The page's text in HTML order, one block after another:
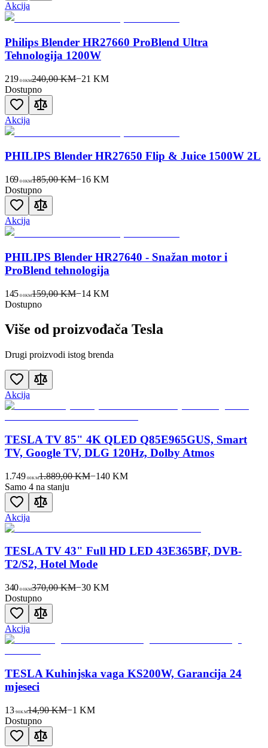
Akcija
Philips Blender HR27660 ProBlend Ultra
Tehnologija 1200W
219 00KM240,00 KM−21 KM
Dostupno
Akcija
PHILIPS Blender HR27650 Flip & Juice 1500W 2L
169 00KM185,00 KM−16 KM
Dostupno
Akcija
PHILIPS Blender HR27640 - Snažan motor i
ProBlend tehnologija
145 00KM159,00 KM−14 KM
Dostupno
Više od proizvođača Tesla
Drugi proizvodi istog brenda
Akcija
TESLA TV 85" 4K QLED Q85E965GUS, Smart
TV, Google TV, DLG 120Hz, Dolby Atmos
1.749 00KM1.889,00 KM−140KM
Samo 4 na stanju
Akcija
TESLA TV 43" Full HD LED 43E365BF, DVB-
T2/S2, Hotel Mode
340 00KM370,00 KM−30 KM
Dostupno
Akcija
TESLA Kuhinjska vaga KS200W, Garancija 24
mjeseci
13 90KM14,90 KM−1 KM
Dostupno